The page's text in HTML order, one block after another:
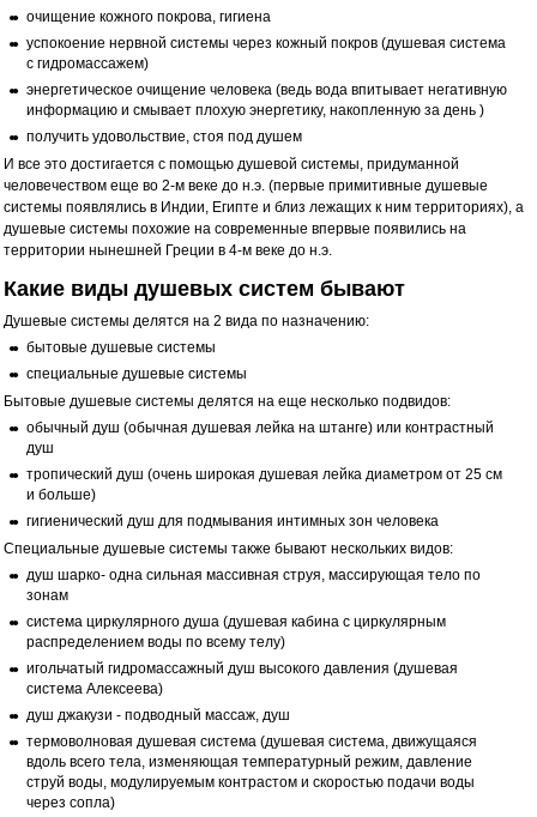
очищение кожного покрова, гигиена
успокоение нервной системы через кожный покров (душевая система
с гидромассажем)
энергетическое очищение человека (ведь вода впитывает негативную
информацию и смывает плохую энергетику, накопленную за день )
получить удовольствие, стоя под душем
И все это достигается с помощью душевой системы, придуманной
человечеством еще во 2-м веке до н.э. (первые примитивные душевые
системы появлялись в Индии, Египте и близ лежащих к ним территориях), а
душевые системы похожие на современные впервые появились на
территории нынешней Греции в 4-м веке до н.э.
Какие виды душевых систем бывают
Душевые системы делятся на 2 вида по назначению:
бытовые душевые системы
специальные душевые системы
Бытовые душевые системы делятся на еще несколько подвидов:
обычный душ (обычная душевая лейка на штанге) или контрастный
душ
тропический душ (очень широкая душевая лейка диаметром от 25 см
и больше)
гигиенический душ для подмывания интимных зон человека
Специальные душевые системы также бывают нескольких видов:
душ шарко- одна сильная массивная струя, массирующая тело по
зонам
система циркулярного душа (душевая кабина с циркулярным
распределением воды по всему телу)
игольчатый гидромассажный душ высокого давления (душевая
система Алексеева)
душ джакузи - подводный массаж, душ
термоволновая душевая система (душевая система, движущаяся
вдоль всего тела, изменяющая температурный режим, давление
струй воды, модулируемым контрастом и скоростью подачи воды
через сопла)